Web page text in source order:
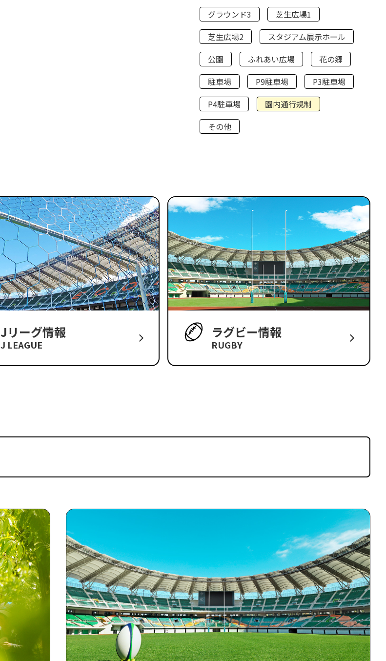
グラウンド3
芝生広場1
芝生広場2
スタジアム展示ホール
公園
ふれあい広場
花の郷
駐車場
P9駐車場
P3駐車場
P4駐車場
園内通行規制
その他
Jリーグ情報
J LEAGUE
ラグビー情報
RUGBY